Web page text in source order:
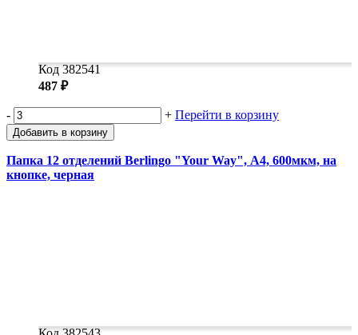
Код 382541
487 ₽
- + Перейти в корзину
Добавить в корзину
Папка 12 отделений Berlingo "Your Way", А4, 600мкм, на
кнопке, черная